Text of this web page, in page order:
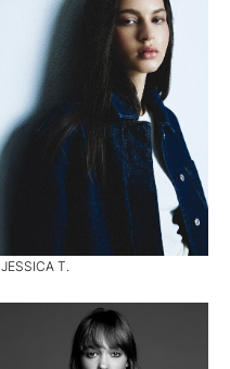
JESSICA T.